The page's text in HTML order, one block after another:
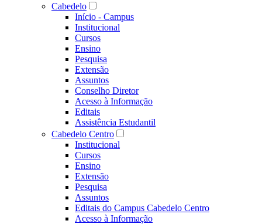
Cabedelo
Início - Campus
Institucional
Cursos
Ensino
Pesquisa
Extensão
Assuntos
Conselho Diretor
Acesso à Informação
Editais
Assistência Estudantil
Cabedelo Centro
Institucional
Cursos
Ensino
Extensão
Pesquisa
Assuntos
Editais do Campus Cabedelo Centro
Acesso à Informação